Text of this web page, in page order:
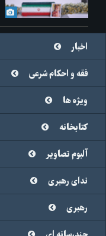
اخبار
فقه و احکام شرعی
ویژه ها
کتابخانه
آلبوم تصاویر
ندای رهبری
رهبری